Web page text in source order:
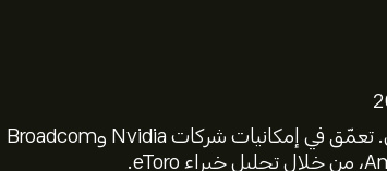
استعد لعام 2026 مع أسهم الذكاء الاصطناعي. تعمّق في إمكانيات شركات Nvidia وBroadcom